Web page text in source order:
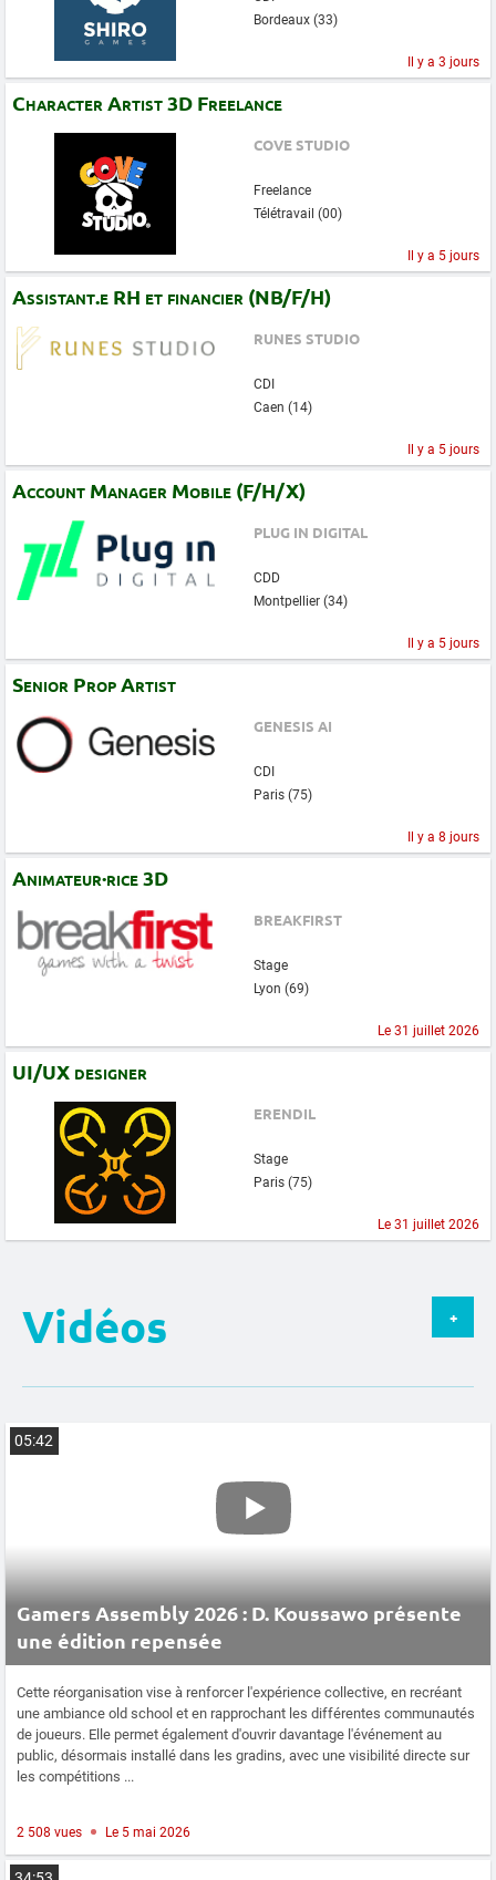
Bordeaux (33)
Il y a 3 jours
Character Artist 3D Freelance
COVE STUDIO
Freelance
Télétravail (00)
Il y a 5 jours
Assistant.e RH et financier (NB/F/H)
RUNES STUDIO
CDI
Caen (14)
Il y a 5 jours
Account Manager Mobile (F/H/X)
PLUG IN DIGITAL
CDD
Montpellier (34)
Il y a 5 jours
Senior Prop Artist
GENESIS AI
CDI
Paris (75)
Il y a 8 jours
Animateur·rice 3D
BREAKFIRST
Stage
Lyon (69)
Le 31 juillet 2026
UI/UX designer
ERENDIL
Stage
Paris (75)
Le 31 juillet 2026
+
Vidéos
Gamers Assembly 2026 : D. Koussawo présente
une édition repensée
05:42
Cette réorganisation vise à renforcer l'expérience collective, en recréant
une ambiance old school et en rapprochant les différentes communautés
de joueurs. Elle permet également d'ouvrir davantage l'événement au
public, désormais installé dans les gradins, avec une visibilité directe sur
les compétitions ...
2 508 vues Le 5 mai 2026